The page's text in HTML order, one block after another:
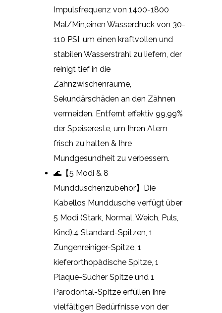
Impulsfrequenz von 1400-1800
Mal/Min,einen Wasserdruck von 30-
110 PSI, um einen kraftvollen und
stabilen Wasserstrahl zu liefern, der
reinigt tief in die
Zahnzwischenräume,
Sekundärschäden an den Zähnen
vermeiden. Entfernt effektiv 99,99%
der Speisereste, um Ihren Atem
frisch zu halten & Ihre
Mundgesundheit zu verbessern.
🌊【5 Modi & 8
Mundduschenzubehör】Die
Kabellos Munddusche verfügt über
5 Modi (Stark, Normal, Weich, Puls,
Kind).4 Standard-Spitzen, 1
Zungenreiniger-Spitze, 1
kieferorthopädische Spitze, 1
Plaque-Sucher Spitze und 1
Parodontal-Spitze erfüllen Ihre
vielfältigen Bedürfnisse von der